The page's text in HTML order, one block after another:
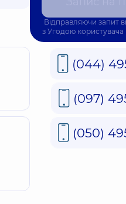
Відправляючи запит
з Угодою користувача
(044)
(097)
(050)